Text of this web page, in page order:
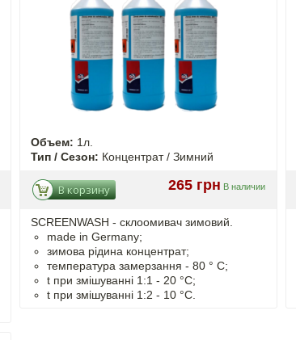
Объем: 1л.
Тип / Сезон: Концентрат / Зимний
265 грн В наличии
В корзину
SCREENWASH - cклоомивач зимовий.
made in Germany;
зимова рідина концентрат;
температура замерзання - 80 ° C;
t при змішуванні 1:1 - 20 °C;
t при змішуванні 1:2 - 10 °C.